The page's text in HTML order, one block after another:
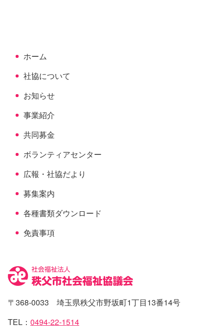
〒368-0033 埼玉県秩父市野坂町1丁目13番14号
TEL： 0494-22-1514
ホーム
社協について
お知らせ
事業紹介
共同募金
ボランティアセンター
広報・社協だより
募集案内
各種書類ダウンロード
免責事項